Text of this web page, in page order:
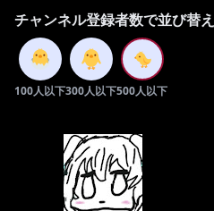
チャンネル登録者数で並び替え
100人以下300人以下500人以下